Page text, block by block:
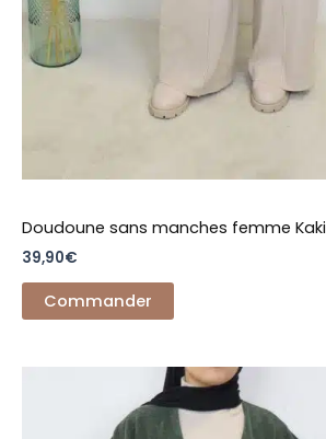
Doudoune sans manches femme Kaki
39,90€
Commander